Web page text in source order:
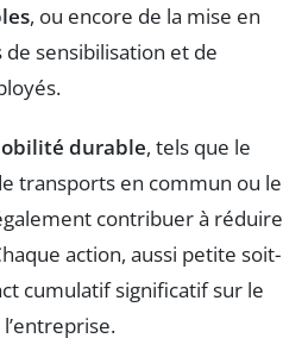
, ou encore de la mise en
sensibilisation et de
durable, tels que le
transports en commun ou le
contribuer à réduire
action, aussi petite soit-
cumulatif significatif sur le